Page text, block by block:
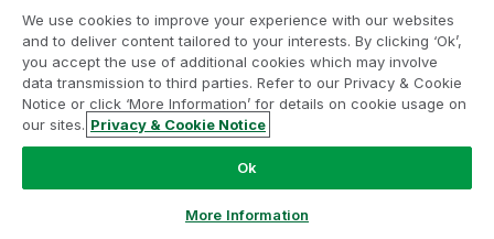
Qlik Community
Contratti
Termini del prodotto
Legal Policies
Note Legali
Termini di utilizzo
Marchi
Do Not Share My Info
Copyright © 1993-2026 QlikTech International AB. Tutti i
We use cookies to improve your experience with our websites
and to deliver content tailored to your interests. By clicking ‘Ok’,
you accept the use of additional cookies which may involve
data transmission to third parties. Refer to our Privacy & Cookie
Notice or click ‘More Information’ for details on cookie usage on
our sites. Privacy & Cookie Notice
Ok
More Information